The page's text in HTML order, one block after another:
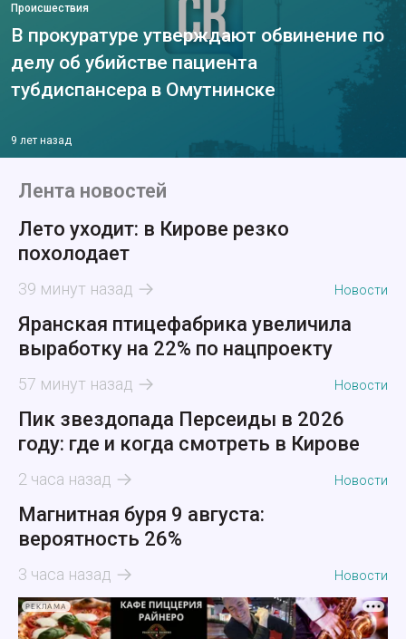
Происшествия
В прокуратуре утверждают обвинение по
делу об убийстве пациента
тубдиспансера в Омутнинске
9 лет назад
Лента новостей
Лето уходит: в Кирове резко
похолодает
39 минут назад Новости
Яранская птицефабрика увеличила
выработку на 22% по нацпроекту
57 минут назад Новости
Пик звездопада Персеиды в 2026
году: где и когда смотреть в Кирове
2 часа назад Новости
Магнитная буря 9 августа:
вероятность 26%
3 часа назад Новости
РЕКЛАМА